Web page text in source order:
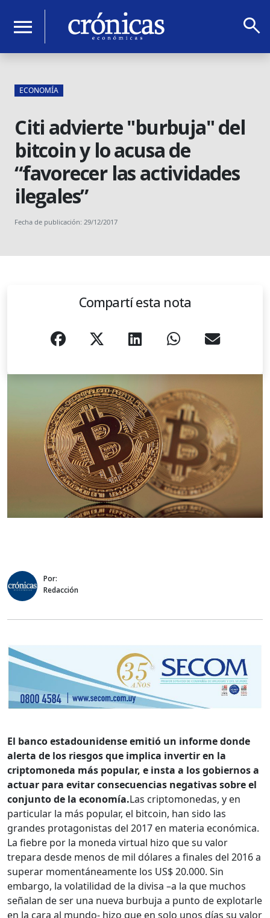
menu search
ECONOMÍA
Citi advierte "burbuja" del
bitcoin y lo acusa de
“favorecer las actividades
ilegales”
Fecha de publicación: 29/12/2017
Compartí esta nota
Por:
Redacción
El banco estadounidense emitió un informe donde
alerta de los riesgos que implica invertir en la
criptomoneda más popular, e insta a los gobiernos a
actuar para evitar consecuencias negativas sobre el
conjunto de la economía.Las criptomonedas, y en
particular la más popular, el bitcoin, han sido las
grandes protagonistas del 2017 en materia económica.
La fiebre por la moneda virtual hizo que su valor
trepara desde menos de mil dólares a finales del 2016 a
superar momentáneamente los US$ 20.000. Sin
embargo, la volatilidad de la divisa –a la que muchos
señalan de ser una nueva burbuja a punto de explotarle
en la cara al mundo- hizo que en solo unos días su valor